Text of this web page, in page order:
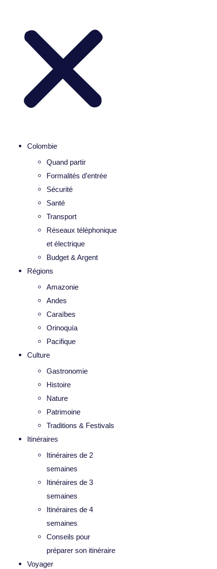
Colombie
Quand partir
Formalités d’entrée
Sécurité
Santé
Transport
Réseaux téléphonique
et électrique
Budget & Argent
Régions
Amazonie
Andes
Caraïbes
Orinoquía
Pacifique
Culture
Gastronomie
Histoire
Nature
Patrimoine
Traditions & Festivals
Itinéraires
Itinéraires de 2
semaines
Itinéraires de 3
semaines
Itinéraires de 4
semaines
Conseils pour
préparer son itinéraire
Voyager